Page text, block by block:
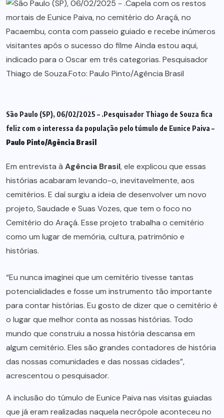
São Paulo (SP), 06/02/2025 – .Pesquisador Thiago de Souza fica
feliz com o interessa da população pelo túmulo de Eunice Paiva –
Paulo Pinto/Agência Brasil
Em entrevista à Agência Brasil, ele explicou que essas
histórias acabaram levando-o, inevitavelmente, aos
cemitérios. E daí surgiu a ideia de desenvolver um novo
projeto, Saudade e Suas Vozes, que tem o foco no
Cemitério do Araçá. Esse projeto trabalha o cemitério
como um lugar de memória, cultura, patrimônio e
histórias.
“Eu nunca imaginei que um cemitério tivesse tantas
potencialidades e fosse um instrumento tão importante
para contar histórias. Eu gosto de dizer que o cemitério é
o lugar que melhor conta as nossas histórias. Todo
mundo que construiu a nossa história descansa em
algum cemitério. Eles são grandes contadores de história
das nossas comunidades e das nossas cidades”,
acrescentou o pesquisador.
A inclusão do túmulo de Eunice Paiva nas visitas guiadas
que já eram realizadas naquela necrópole aconteceu no